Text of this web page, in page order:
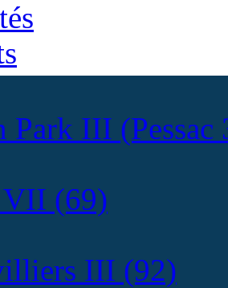
Park III (Pessac
VII (69)
III (92)